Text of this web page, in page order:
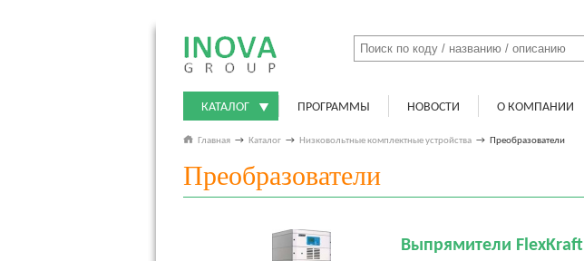
КАТАЛОГ ПРОГРАММЫ НОВОСТИ О КОМПАНИИ
Главная → Каталог → Низковольтные комплектные устройства → Преобразователи
Преобразователи
Выпрямители FlexKraft